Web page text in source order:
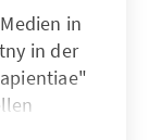
in
in der